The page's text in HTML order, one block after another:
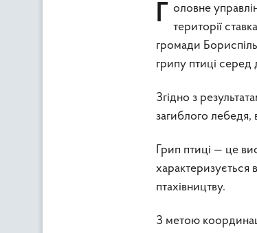
Головне управління Держпродспоживслужби в Київській області повідомляє, що на
території
громади
грипу птиці серед
Згідно з
загиблого лебедя,
Грип птиці — це
характеризується
птахівництву.
З метою